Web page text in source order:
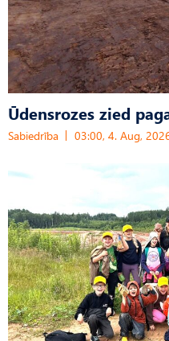
Ūdensrozes zied
Sabiedrība 03:00, 4. Aug,